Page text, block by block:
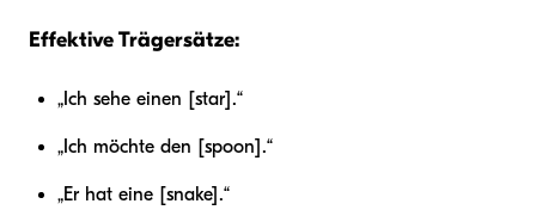
Effektive Trägersätze:
„Ich sehe einen [star].“
„Ich möchte den [spoon].“
„Er hat eine [snake].“